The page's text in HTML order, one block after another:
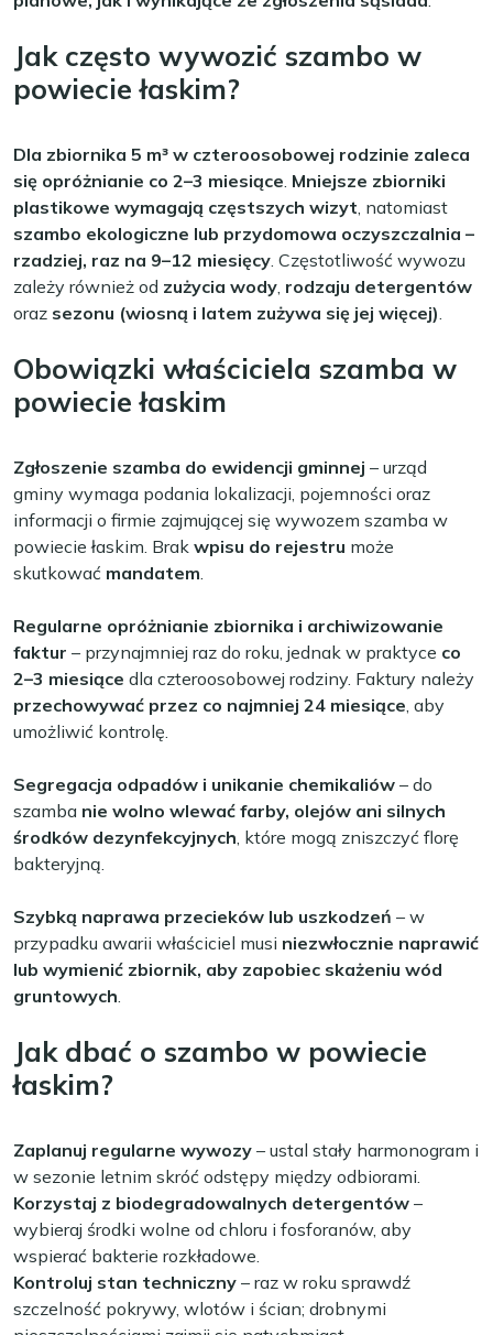
Jak często wywozić szambo w
powiecie łaskim?
Dla zbiornika 5 m³ w czteroosobowej rodzinie zaleca
się opróżnianie co 2–3 miesiące. Mniejsze zbiorniki
plastikowe wymagają częstszych wizyt, natomiast
szambo ekologiczne lub przydomowa oczyszczalnia –
rzadziej, raz na 9–12 miesięcy. Częstotliwość wywozu
zależy również od zużycia wody, rodzaju detergentów
oraz sezonu (wiosną i latem zużywa się jej więcej).
Obowiązki właściciela szamba w
powiecie łaskim
Zgłoszenie szamba do ewidencji gminnej – urząd
gminy wymaga podania lokalizacji, pojemności oraz
informacji o firmie zajmującej się wywozem szamba w
powiecie łaskim. Brak wpisu do rejestru może
skutkować mandatem.
Regularne opróżnianie zbiornika i archiwizowanie
faktur – przynajmniej raz do roku, jednak w praktyce co
2–3 miesiące dla czteroosobowej rodziny. Faktury należy
przechowywać przez co najmniej 24 miesiące, aby
umożliwić kontrolę.
Segregacja odpadów i unikanie chemikaliów – do
szamba nie wolno wlewać farby, olejów ani silnych
środków dezynfekcyjnych, które mogą zniszczyć florę
bakteryjną.
Szybką naprawa przecieków lub uszkodzeń – w
przypadku awarii właściciel musi niezwłocznie naprawić
lub wymienić zbiornik, aby zapobiec skażeniu wód
gruntowych.
Jak dbać o szambo w powiecie
łaskim?
Zaplanuj regularne wywozy – ustal stały harmonogram i
w sezonie letnim skróć odstępy między odbiorami.
Korzystaj z biodegradowalnych detergentów –
wybieraj środki wolne od chloru i fosforanów, aby
wspierać bakterie rozkładowe.
Kontroluj stan techniczny – raz w roku sprawdź
szczelność pokrywy, wlotów i ścian; drobnymi